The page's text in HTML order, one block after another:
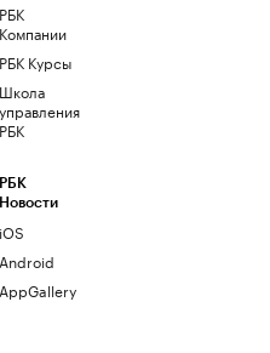
РБК
Компании
РБК Курсы
Школа
управления
РБК
РБК
Новости
iOS
Android
AppGallery